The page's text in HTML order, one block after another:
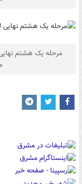
مرحله یک هشتم نهایی